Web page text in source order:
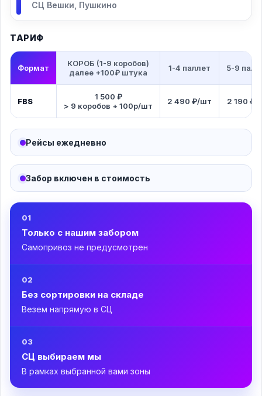
СЦ Вешки, Пушкино
ТАРИФ
Формат
КОРОБ (1-9 коробов)
далее +100₽ штука
1-4 паллет 5-9
FBS
1 500 ₽
> 9 коробов + 100р/шт
2 490 ₽/шт 2 190 ₽/
Рейсы ежедневно
Забор включен в стоимость
01
Только с нашим забором
Самопривоз не предусмотрен
02
Без сортировки на складе
Везем напрямую в СЦ
03
СЦ выбираем мы
В рамках выбранной вами зоны